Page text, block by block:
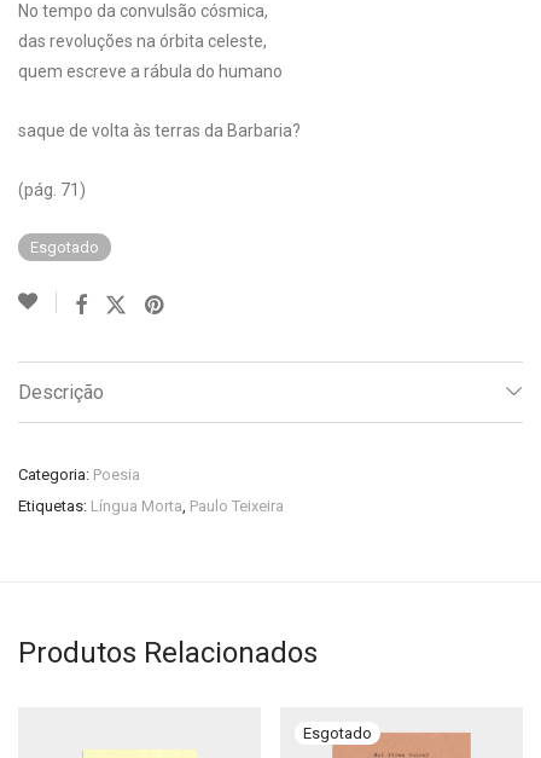
No tempo da convulsão cósmica,
das revoluções na órbita celeste,
quem escreve a rábula do humano
saque de volta às terras da Barbaria?
(pág. 71)
Esgotado
Descrição
Categoria: Poesia
Etiquetas: Língua Morta, Paulo Teixeira
Produtos Relacionados